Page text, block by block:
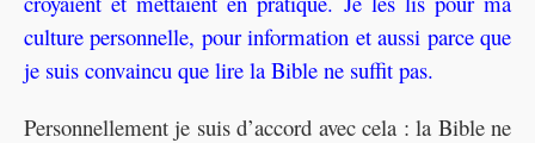
culture personnelle, pour information et aussi parce que
je suis convaincu que lire la Bible ne suffit pas.
Personnellement je suis d’accord avec cela : la Bible ne